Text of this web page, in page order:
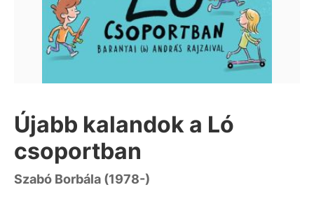
Újabb kalandok a Ló
csoportban
Szabó Borbála (1978-)